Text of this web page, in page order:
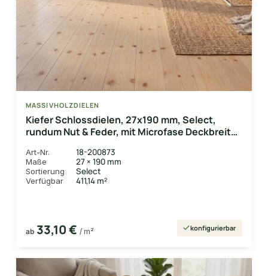
MASSIVHOLZDIELEN
Kiefer Schlossdielen, 27x190 mm, Select,
rundum Nut & Feder, mit Microfase Deckbreite
Art-Nr. 18-200873
Maße 27 × 190 mm
Sortierung Select
Verfügbar 411,14 m²
ab 33,10 € / m² konfigurierbar